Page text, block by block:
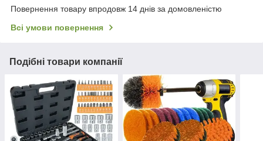
Повернення товару впродовж 14 днів за домовленістю
Всі умови повернення
Подібні товари компанії